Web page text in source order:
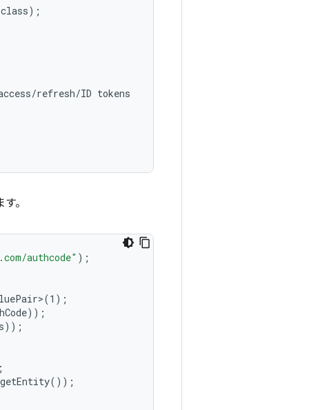
refresh/ID tokens
。
authcode" );
;
;
;
;